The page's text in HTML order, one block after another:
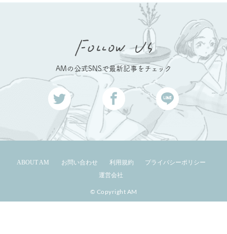
AMの公式SNSで最新記事をチェック
ABOUT AM お問い合わせ 利用規約
プライバシーポリシー
運営会社
© Copyright AM